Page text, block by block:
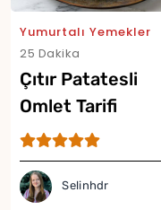
Yumurtalı Yemekler
25 Dakika
Çıtır Patatesli
Omlet Tarifi
Selinhdr